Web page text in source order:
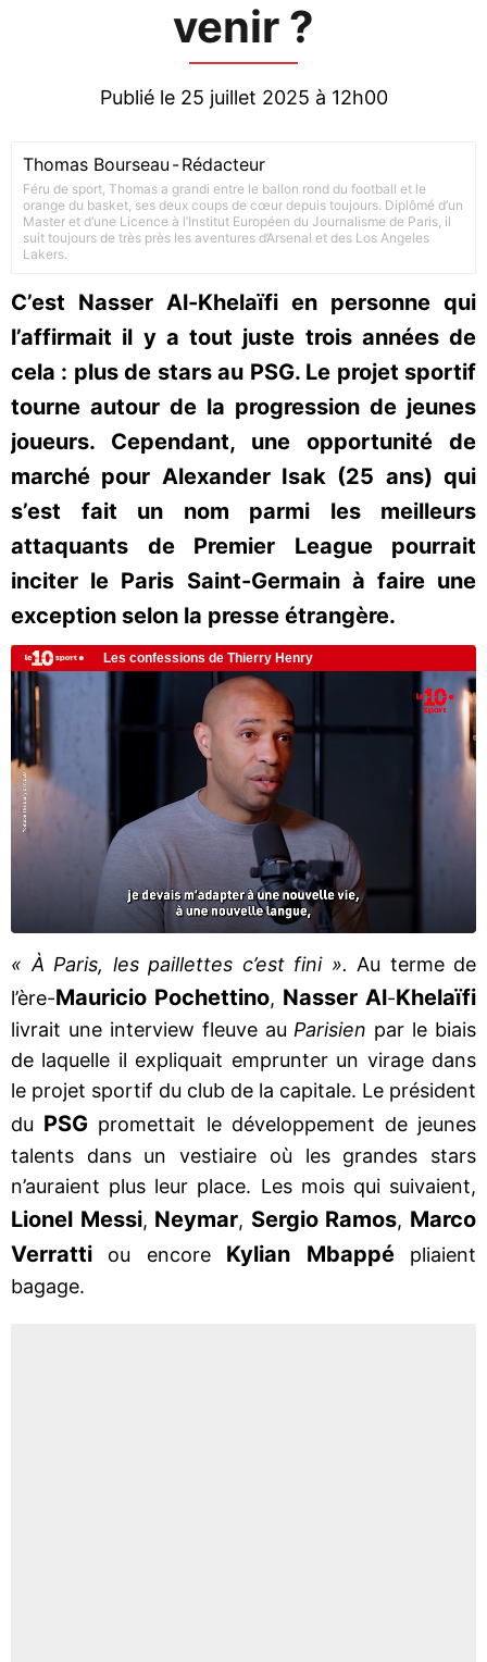
venir ?
Publié le 25 juillet 2025 à 12h00
Thomas Bourseau -Rédacteur
Féru de sport, Thomas a grandi entre le ballon rond du football et le
orange du basket, ses deux coups de cœur depuis toujours. Diplômé d’un
Master et d’une Licence à l’Institut Européen du Journalisme de Paris, il
suit toujours de très près les aventures d’Arsenal et des Los Angeles
Lakers.
C’est Nasser Al-Khelaïfi en personne qui
l’affirmait il y a tout juste trois années de
cela : plus de stars au PSG. Le projet sportif
tourne autour de la progression de jeunes
joueurs. Cependant, une opportunité de
marché pour Alexander Isak (25 ans) qui
s’est fait un nom parmi les meilleurs
attaquants de Premier League pourrait
inciter le Paris Saint-Germain à faire une
exception selon la presse étrangère.
« À Paris, les paillettes c’est fini ». Au terme de
l’ère-Mauricio Pochettino, Nasser Al-Khelaïfi
livrait une interview fleuve au Parisien par le biais
de laquelle il expliquait emprunter un virage dans
le projet sportif du club de la capitale. Le président
du PSG promettait le développement de jeunes
talents dans un vestiaire où les grandes stars
n’auraient plus leur place. Les mois qui suivaient,
Lionel Messi, Neymar, Sergio Ramos, Marco
Verratti ou encore Kylian Mbappépliaient
bagage.